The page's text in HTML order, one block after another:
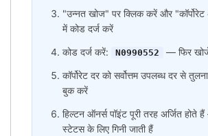
"उन्नत खोज" पर क्लिक करें और
में कोड दर्ज करें
कोड दर्ज करें:
N0990552
— फिर
कॉर्पोरेट दर को सर्वोत्तम उपलब्ध दर से
बुक करें
हिल्टन ऑनर्स पॉइंट पूरी तरह अर्जित होते
स्टेटस के लिए गिनी जाती हैं